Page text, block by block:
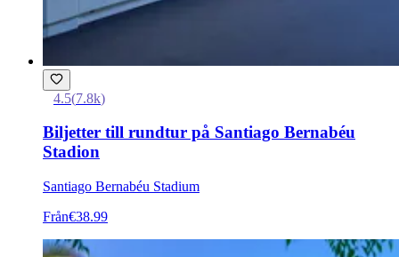
4.5(7.8k)
Biljetter till rundtur på Santiago Bernabéu
Stadion
Santiago Bernabéu Stadium
Från€38.99